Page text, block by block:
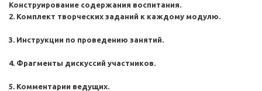
Конструирование содержания воспитания.
2. Комплект творческих заданий к каждому модулю.
3. Инструкции по проведению занятий.
4. Фрагменты дискуссий участников.
5. Комментарии ведущих.